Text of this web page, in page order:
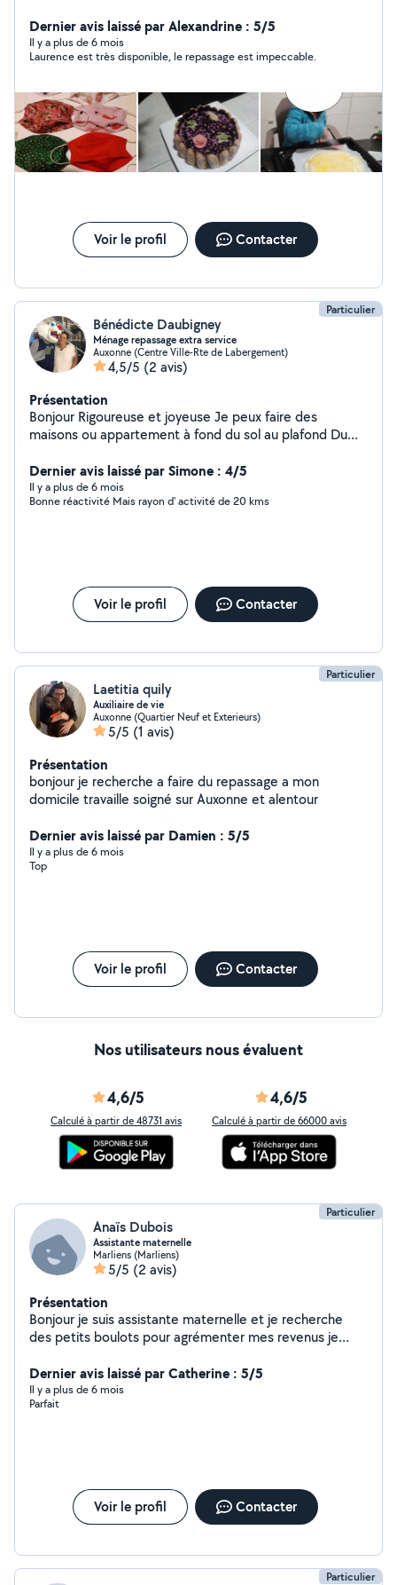
d'enfant, repassage, couture, organisation de votre
intérieur, visite de vos animaux pendant votre absence).
Je tiens à préciser que je ne fais pas d'entretien.
Dernier avis laissé par Alexandrine : 5/5
Il y a plus de 6 mois
Laurence est très disponible, le repassage est impeccable.
Voir le profil Contacter
Particulier
Bénédicte Daubigney
Ménage repassage extra service
Auxonne (Centre Ville-Rte de Labergement)
4,5/5 (2 avis)
Présentation
Bonjour Rigoureuse et joyeuse Je peux faire des
maisons ou appartement à fond du sol au plafond Du
Je fais aussi des extra service plonge pour mariage
Dernier avis laissé par Simone : 4/5
Il y a plus de 6 mois
Bonne réactivité Mais rayon d' activité de 20 kms
Voir le profil Contacter
Particulier
Laetitia quily
Auxiliaire de vie
Auxonne (Quartier Neuf et Exterieurs)
5/5 (1 avis)
Présentation
bonjour je recherche a faire du repassage a mon
domicile travaille soigné sur Auxonne et alentour
Dernier avis laissé par Damien : 5/5
Il y a plus de 6 mois
Top
Voir le profil Contacter
Nos utilisateurs nous évaluent
4,6/5
Calculé à partir de 48731 avis
4,6/5
Calculé à partir de 66000 avis
Particulier
Anaïs Dubois
Assistante maternelle
Marliens (Marliens)
5/5 (2 avis)
Présentation
Bonjour je suis assistante maternelle et je recherche
des petits boulots pour agrémenter mes revenus je
courses... n'hésitez pas à me contacter
Dernier avis laissé par Catherine : 5/5
Il y a plus de 6 mois
Parfait
Voir le profil Contacter
Particulier